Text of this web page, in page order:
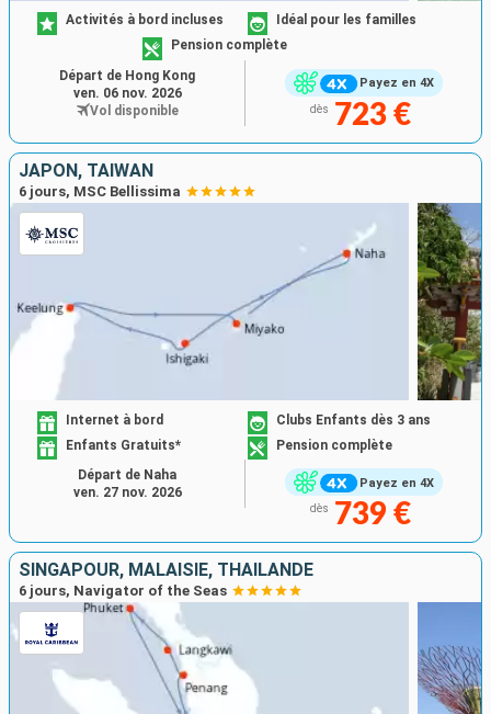
Payez en 4X
Activités à bord incluses
Idéal pour les familles
Pension complète
dès 723 €
Départ de Hong Kong
ven. 06 nov. 2026
Vol disponible
JAPON, TAÏWAN
6 jours, MSC Bellissima
Payez en 4X
Internet à bord
Clubs Enfants dès 3 ans
Enfants Gratuits*
Pension complète
dès 739 €
Départ de Naha
ven. 27 nov. 2026
SINGAPOUR, MALAISIE, THAÏLANDE
6 jours, Navigator of the Seas